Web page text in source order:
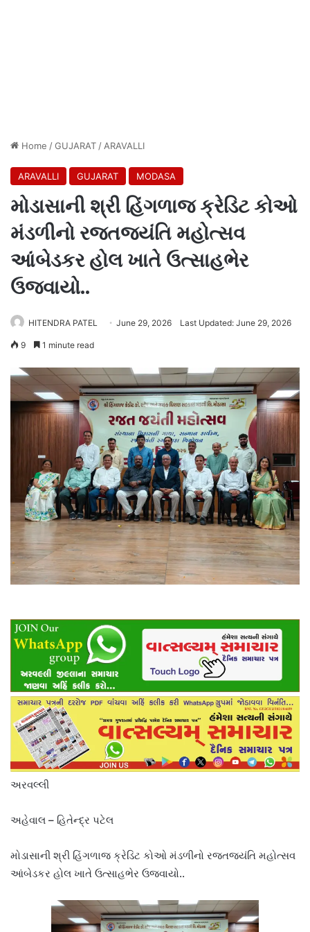
Home /GUJARAT / ARAVALLI
ARAVALLI GUJARAT MODASA
મોડાસાની શ્રી હિંગળાજ ક્રેડિટ કોઓ
મંડળીનો રજતજયંતિ મહોત્સવ
આંબેડકર હોલ ખાતે ઉત્સાહભેર
ઉજવાયો..
HITENDRA PATEL June 29, 2026 Last Updated: June 29, 2026
9 1 minute read
અરવલ્લી
અહેવાલ – હિતેન્દ્ર પટેલ
મોડાસાની શ્રી હિંગળાજ ક્રેડિટ કોઓ મંડળીનો રજતજયંતિ મહોત્સવ
આંબેડકર હોલ ખાતે ઉત્સાહભેર ઉજવાયો..